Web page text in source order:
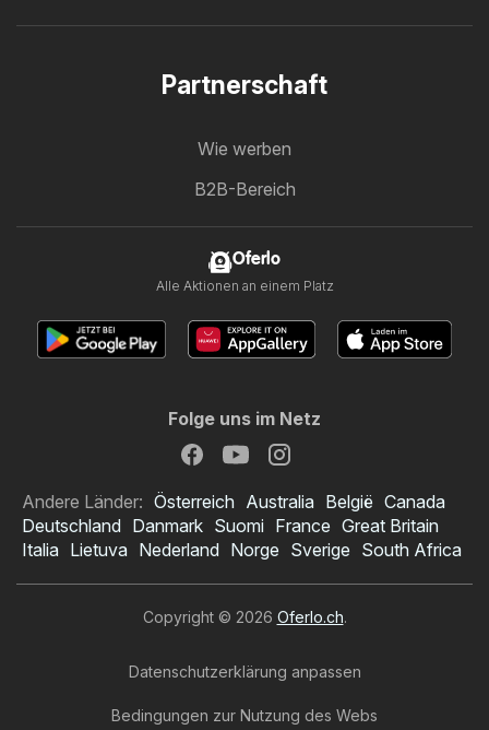
Partnerschaft
Wie werben
B2B-Bereich
Oferlo
Alle Aktionen an einem Platz
Folge uns im Netz
Andere Länder: Österreich Australia België Canada
Deutschland Danmark Suomi France Great Britain
Italia Lietuva Nederland Norge Sverige South Africa
Copyright © 2026 Oferlo.ch.
Datenschutzerklärung anpassen
Bedingungen zur Nutzung des Webs